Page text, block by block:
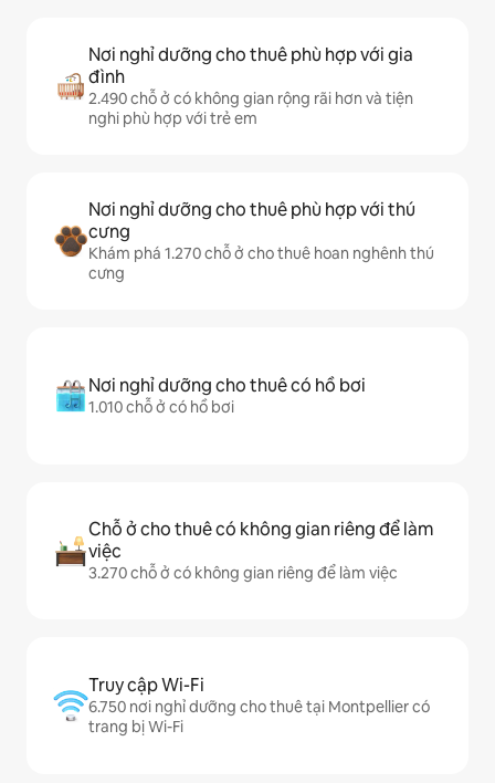
Nơi nghỉ dưỡng cho thuê phù hợp với gia
đình
2.490 chỗ ở có không gian rộng rãi hơn và tiện
nghi phù hợp với trẻ em
Nơi nghỉ dưỡng cho thuê phù hợp với thú
cưng
Khám phá 1.270 chỗ ở cho thuê hoan nghênh thú
cưng
Nơi nghỉ dưỡng cho thuê có hồ bơi
1.010 chỗ ở có hồ bơi
Chỗ ở cho thuê có không gian riêng để làm
việc
3.270 chỗ ở có không gian riêng để làm việc
Truy cập Wi-Fi
6.750 nơi nghỉ dưỡng cho thuê tại Montpellier có
trang bị Wi-Fi